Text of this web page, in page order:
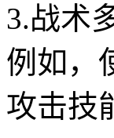
3.战术
例如，
攻击技